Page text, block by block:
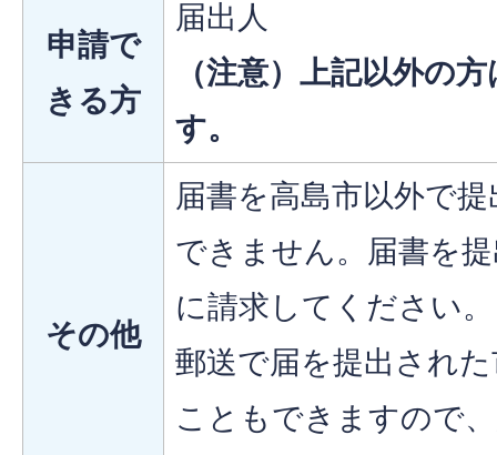
申請で
きる方
届出人
（注意）上記以外の
す。
その他
届書を高島市以外で
できません。届書を
に請求してください。
郵送で届を提出され
こともできますので